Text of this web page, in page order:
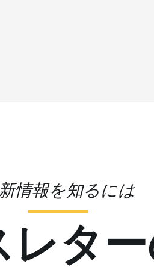
情報を知るには
レタ